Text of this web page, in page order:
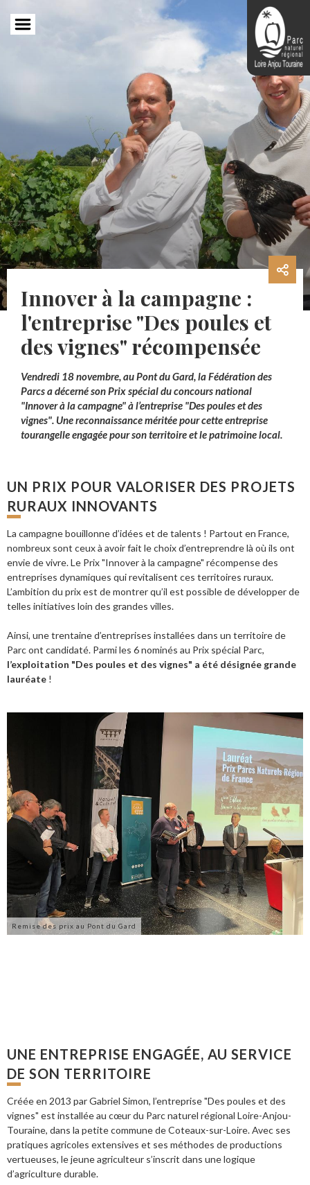
contenu
Innover à la campagne :
l'entreprise "Des poules et
des vignes" récompensée
Vendredi 18 novembre, au Pont du Gard, la Fédération des
Parcs a décerné son Prix spécial du concours national
"Innover à la campagne" à l’entreprise "Des poules et des
vignes". Une reconnaissance méritée pour cette entreprise
tourangelle engagée pour son territoire et le patrimoine local.
UN PRIX POUR VALORISER DES PROJETS
RURAUX INNOVANTS
La campagne bouillonne d’idées et de talents ! Partout en France,
nombreux sont ceux à avoir fait le choix d’entreprendre là où ils ont
envie de vivre. Le Prix "Innover à la campagne" récompense des
entreprises dynamiques qui revitalisent ces territoires ruraux.
L’ambition du prix est de montrer qu’il est possible de développer de
telles initiatives loin des grandes villes.
Ainsi, une trentaine d’entreprises installées dans un territoire de
Parc ont candidaté. Parmi les 6 nominés au Prix spécial Parc,
l’exploitation "Des poules et des vignes" a été désignée grande
lauréate !
Remise des prix au Pont du Gard
UNE ENTREPRISE ENGAGÉE, AU SERVICE
DE SON TERRITOIRE
Créée en 2013 par Gabriel Simon, l’entreprise "Des poules et des
vignes" est installée au cœur du Parc naturel régional Loire-Anjou-
Touraine, dans la petite commune de Coteaux-sur-Loire. Avec ses
pratiques agricoles extensives et ses méthodes de productions
vertueuses, le jeune agriculteur s’inscrit dans une logique
d’agriculture durable.